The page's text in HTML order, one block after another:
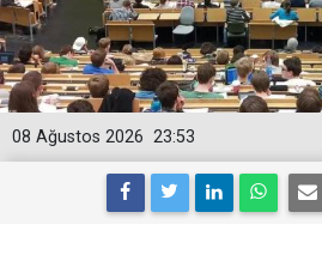
23:53
08 Ağustos 2026